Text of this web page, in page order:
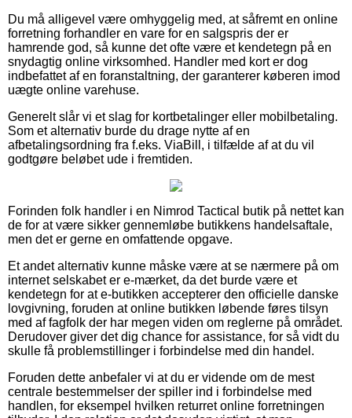
Du må alligevel være omhyggelig med, at såfremt en online
forretning forhandler en vare for en salgspris der er
hamrende god, så kunne det ofte være et kendetegn på en
snydagtig online virksomhed. Handler med kort er dog
indbefattet af en foranstaltning, der garanterer køberen imod
uægte online varehuse.
Generelt slår vi et slag for kortbetalinger eller mobilbetaling.
Som et alternativ burde du drage nytte af en
afbetalingsordning fra f.eks. ViaBill, i tilfælde af at du vil
godtgøre beløbet ude i fremtiden.
Forinden folk handler i en Nimrod Tactical butik på nettet kan
de for at være sikker gennemløbe butikkens handelsaftale,
men det er gerne en omfattende opgave.
Et andet alternativ kunne måske være at se nærmere på om
internet selskabet er e-mærket, da det burde være et
kendetegn for at e-butikken accepterer den officielle danske
lovgivning, foruden at online butikken løbende føres tilsyn
med af fagfolk der har megen viden om reglerne på området.
Derudover giver det dig chance for assistance, for så vidt du
skulle få problemstillinger i forbindelse med din handel.
Foruden dette anbefaler vi at du er vidende om de mest
centrale bestemmelser der spiller ind i forbindelse med
handlen, for eksempel hvilken returret online forretningen